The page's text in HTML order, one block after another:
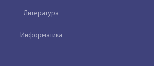
Литература
Информатика